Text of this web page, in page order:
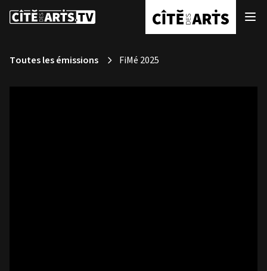
Toutes les émissions FiMé 2025